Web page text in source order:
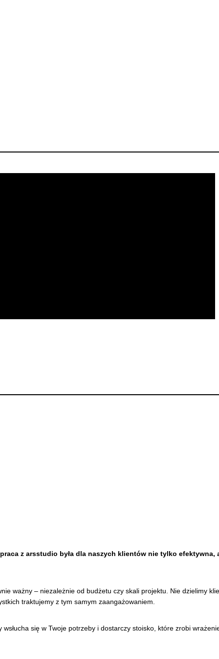
z arsstudio była dla naszych klientów nie tylko efektywna,
ważny – niezależnie od budżetu czy skali projektu. Nie dzielimy
traktujemy z tym samym zaangażowaniem.
się w Twoje potrzeby i dostarczy stoisko, które zrobi